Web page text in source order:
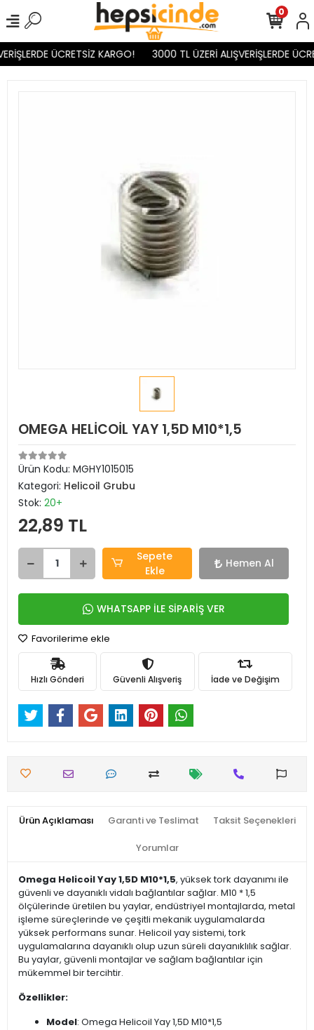
ÜCRETSİZ KARGO! 3000 TL ÜZERİ ALIŞVERİŞLERDE
0
OMEGA HELİCOİL YAY 1,5D M10*1,5
Ürün Kodu: MGHY1015015
Kategori: Helicoil Grubu
Stok: 20+
22,89 TL
Sepete
Ekle
Hemen Al
WHATSAPP İLE SİPARİŞ VER
Favorilerime ekle
Hızlı Gönderi Güvenli Alışveriş İade ve Değişim
Ürün Açıklaması Garanti ve Teslimat Taksit Seçenekleri
Yorumlar
Omega Helicoil Yay 1,5D M10*1,5, yüksek tork dayanımı ile
güvenli ve dayanıklı vidalı bağlantılar sağlar. M10 * 1,5
ölçülerinde üretilen bu yaylar, endüstriyel montajlarda, metal
işleme süreçlerinde ve çeşitli mekanik uygulamalarda
yüksek performans sunar. Helicoil yay sistemi, tork
uygulamalarına dayanıklı olup uzun süreli dayanıklılık sağlar.
Bu yaylar, güvenli montajlar ve sağlam bağlantılar için
mükemmel bir tercihtir.
Özellikler:
Model: Omega Helicoil Yay 1,5D M10*1,5